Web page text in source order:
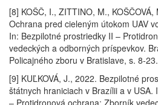
[8] KOŠČ, I., ZITTINO, M.,
Ochrana pred cieleným útokom UAV
In: Bezpilotné prostriedky II –
vedeckých a odborných príspevkov.
Policajného zboru v Bratislave, s. 8-
[9] KUĽKOVÁ, J., 2022. Bezpilotné
štátnych hraniciach v Brazílii a v USA.
– Protidronová ochrana: Zborník